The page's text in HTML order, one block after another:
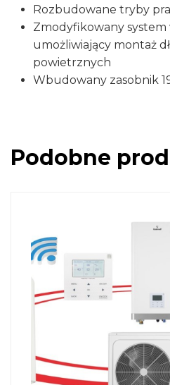
Rozbudowane tryby
Zmodyfikowany
umożliwiający montaż
powietrznych
Wbudowany zasobnik
Podobne